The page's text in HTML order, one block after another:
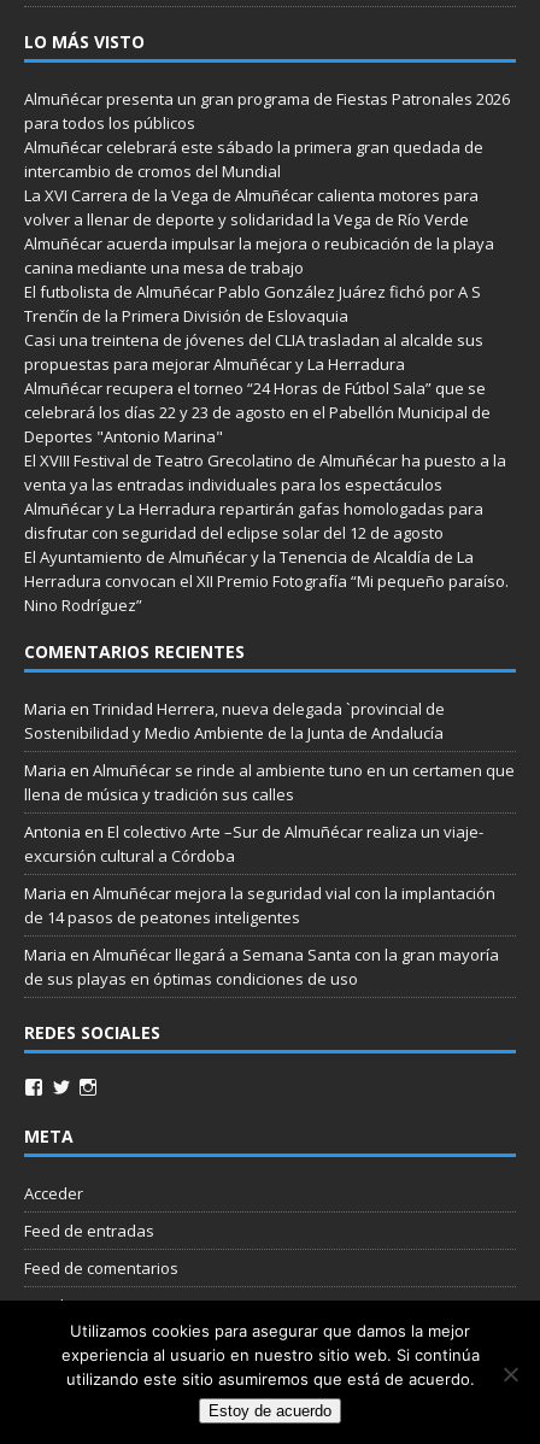
LO MÁS VISTO
Almuñécar presenta un gran programa de Fiestas Patronales 2026
para todos los públicos
Almuñécar celebrará este sábado la primera gran quedada de
intercambio de cromos del Mundial
La XVI Carrera de la Vega de Almuñécar calienta motores para
volver a llenar de deporte y solidaridad la Vega de Río Verde
Almuñécar acuerda impulsar la mejora o reubicación de la playa
canina mediante una mesa de trabajo
El futbolista de Almuñécar Pablo González Juárez fichó por A S
Trenčín de la Primera División de Eslovaquia
Casi una treintena de jóvenes del CLIA trasladan al alcalde sus
propuestas para mejorar Almuñécar y La Herradura
Almuñécar recupera el torneo “24 Horas de Fútbol Sala” que se
celebrará los días 22 y 23 de agosto en el Pabellón Municipal de
Deportes "Antonio Marina"
El XVIII Festival de Teatro Grecolatino de Almuñécar ha puesto a la
venta ya las entradas individuales para los espectáculos
Almuñécar y La Herradura repartirán gafas homologadas para
disfrutar con seguridad del eclipse solar del 12 de agosto
El Ayuntamiento de Almuñécar y la Tenencia de Alcaldía de La
Herradura convocan el XII Premio Fotografía “Mi pequeño paraíso.
Nino Rodríguez”
COMENTARIOS RECIENTES
Maria en Trinidad Herrera, nueva delegada `provincial de
Sostenibilidad y Medio Ambiente de la Junta de Andalucía
Maria en Almuñécar se rinde al ambiente tuno en un certamen que
llena de música y tradición sus calles
Antonia en El colectivo Arte –Sur de Almuñécar realiza un viaje-
excursión cultural a Córdoba
Maria en Almuñécar mejora la seguridad vial con la implantación
de 14 pasos de peatones inteligentes
Maria en Almuñécar llegará a Semana Santa con la gran mayoría
de sus playas en óptimas condiciones de uso
REDES SOCIALES
META
Acceder
Feed de entradas
Feed de comentarios
WordPress.org
Nube de etiquetas
Copyright © 2026 | Plantilla WordPress por
Utilizamos cookies para asegurar que damos la mejor
experiencia al usuario en nuestro sitio web. Si continúa
utilizando este sitio asumiremos que está de acuerdo.
Estoy de acuerdo